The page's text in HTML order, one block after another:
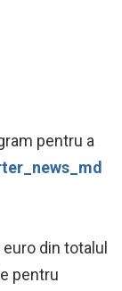
pentru a
din totalul
pentru